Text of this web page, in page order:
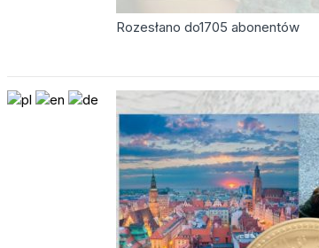
Rozesłano do1705 abonentów